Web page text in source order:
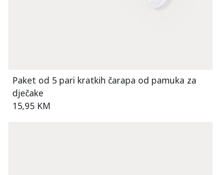
Paket od 5 pari kratkih čarapa od pamuka za
dječake
15,95 KM